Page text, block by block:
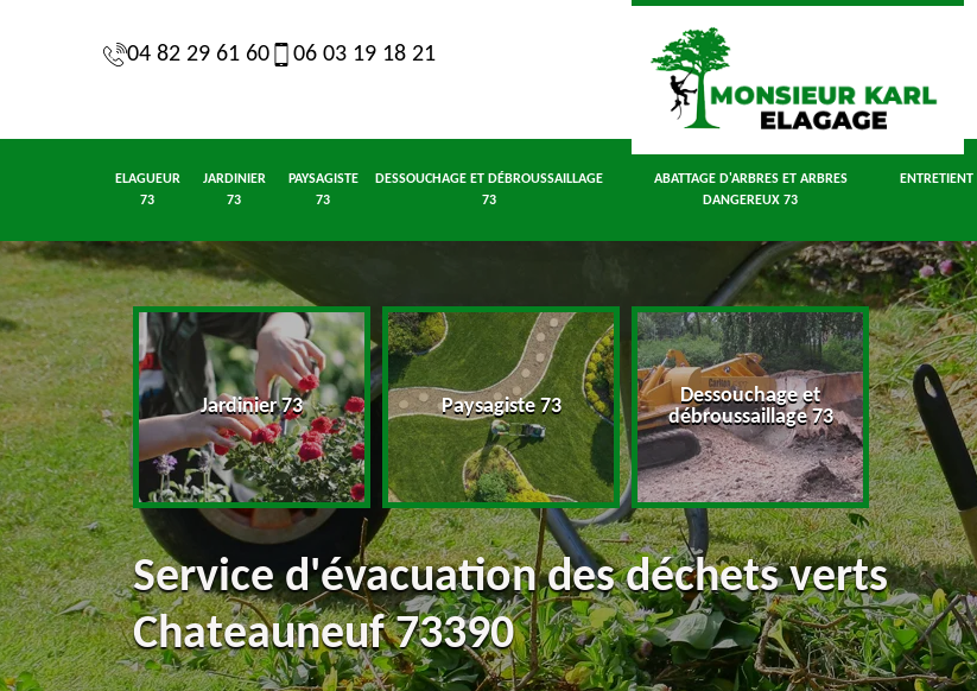
04 82 29 61 60 06 03 19 18 21
ELAGUEUR
73
JARDINIER
73
PAYSAGISTE
73
DESSOUCHAGE ET DÉBROUSSAILLAGE
73
ABATTAGE D'ARBRES ET ARBRES
DANGEREUX 73
ENTRETIENT
73 Jardinier 73 Paysagiste 73
Dessouchage et
débroussaillage 73
arbres
Service d'évacuation des déchets verts
Chateauneuf 73390